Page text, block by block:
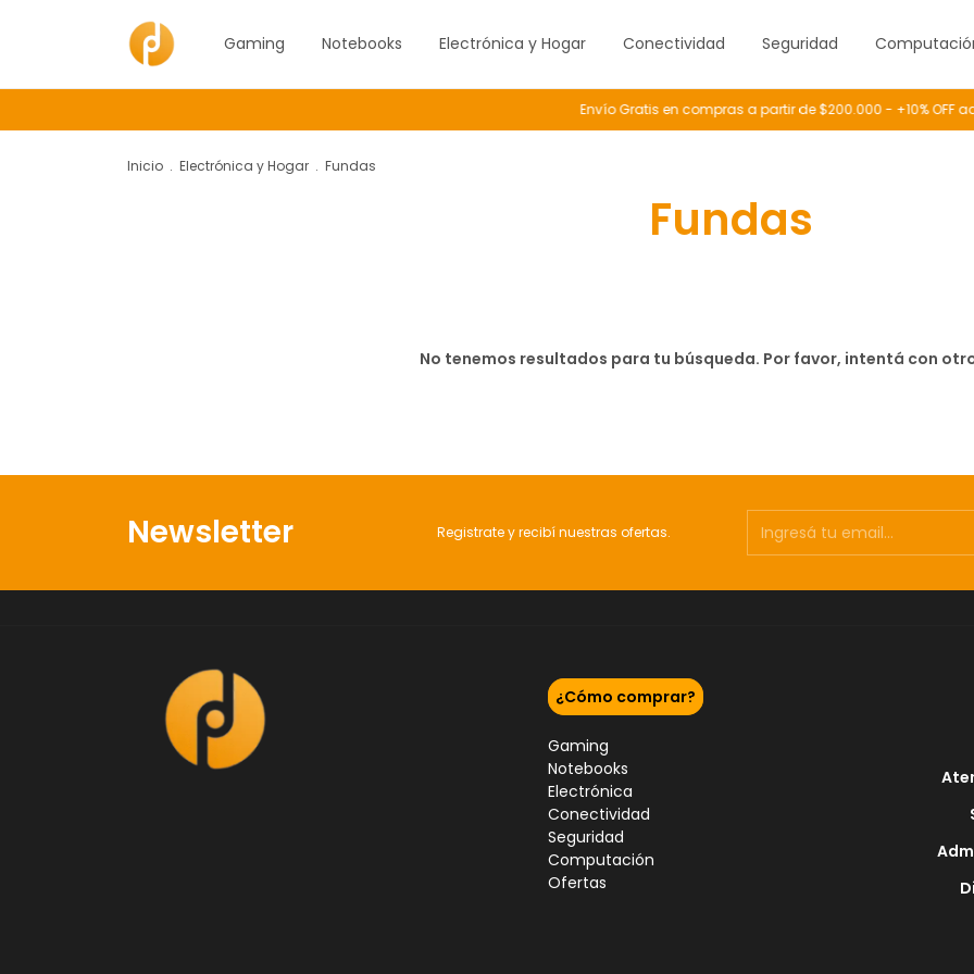
Gaming Notebooks Electrónica y Hogar Conectividad Seguridad
Envío Gratis en compras a partir de $200.000 - +10% OFF
Inicio . Electrónica y Hogar . Fundas
Fundas
No tenemos resultados para tu búsqueda. Por favor, intentá con
Newsletter Registrate y recibí nuestras ofertas.
¿Cómo comprar?
Gaming
Notebooks
Electrónica
Conectividad
Seguridad
Computación
Ofertas